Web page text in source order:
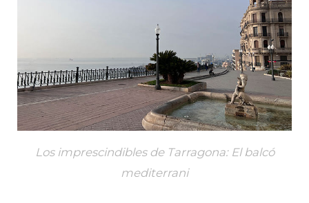
Los imprescindibles de Tarragona: El balcó
mediterrani